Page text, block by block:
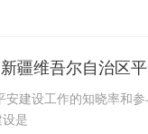
疆维吾尔自治区
建设工作的知晓率和
是